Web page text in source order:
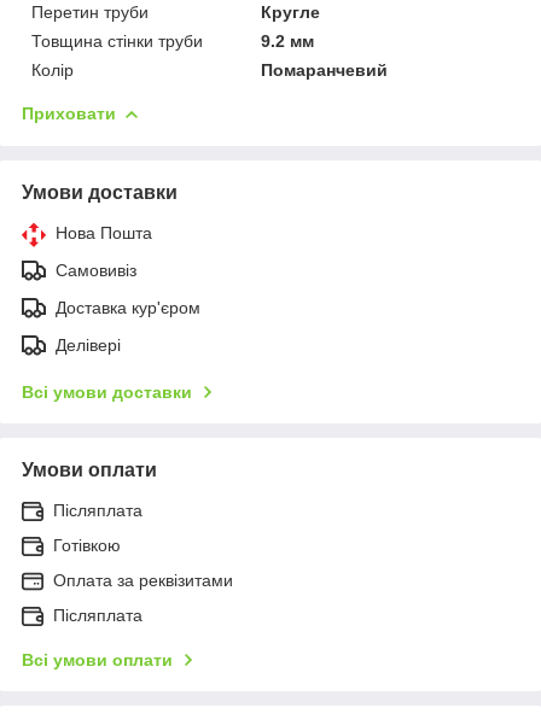
Перетин труби
Кругле
Товщина стінки труби
9.2 мм
Колір
Помаранчевий
Приховати
Умови доставки
Нова Пошта
Самовивіз
Доставка кур'єром
Делівері
Всі умови доставки
Умови оплати
Післяплата
Готівкою
Оплата за реквізитами
Післяплата
Всі умови оплати